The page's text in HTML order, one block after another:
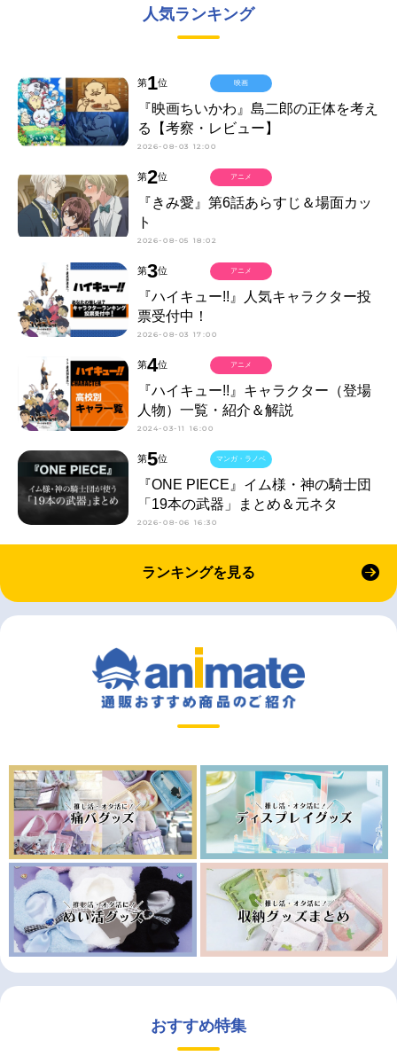
人気ランキング
第1位
『映画ちいかわ』島二郎の正体を考え
る【考察・レビュー】
2026-08-03 12:00
映画
第2位
『きみ愛』第6話あらすじ＆場面カッ
ト
2026-08-05 18:02
アニメ
第3位
『ハイキュー!!』人気キャラクター投
票受付中！
2026-08-03 17:00
アニメ
第4位
『ハイキュー!!』キャラクター（登場
人物）一覧・紹介＆解説
2024-03-11 16:00
アニメ
第5位
『ONE PIECE』イム様・神の騎士団
「19本の武器」まとめ＆元ネタ
2026-08-06 16:30
マンガ・ラノベ
ランキングを見る
おすすめ特集